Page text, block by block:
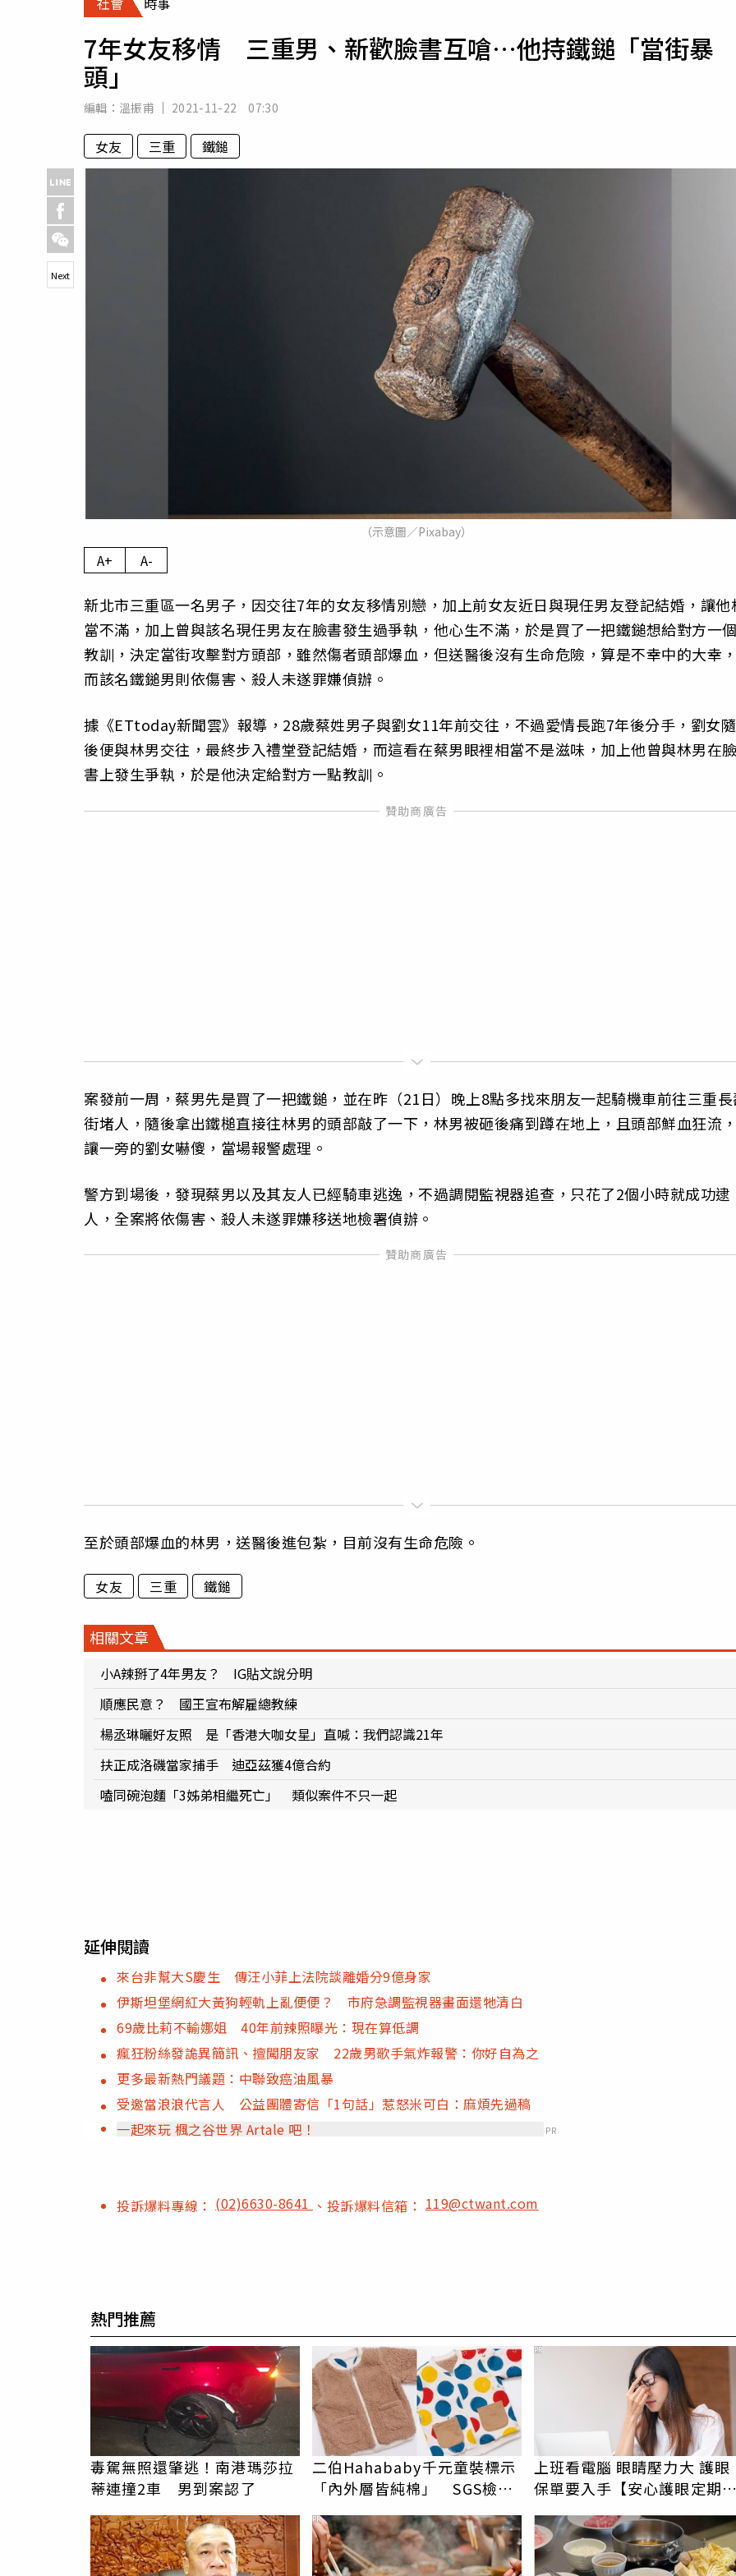
專欄
運勢
7年女友移情 三重男、新歡臉書互嗆…他持鐵鎚「當街暴
頭」
編輯： 溫振甫 2021-11-22 07:30
女友 三重 鐵鎚
（示意圖／Pixabay）
Next
A+ A-
新北市三重區一名男子，因交往7年的女友移情別戀，加上前女友近日與現任男友登記結婚，讓他
當不滿，加上曾與該名現任男友在臉書發生過爭執，他心生不滿，於是買了一把鐵鎚想給對方一
教訓，決定當街攻擊對方頭部，雖然傷者頭部爆血，但送醫後沒有生命危險，算是不幸中的大幸
而該名鐵鎚男則依傷害、殺人未遂罪嫌偵辦。
據《ETtoday新聞雲》報導，28歲蔡姓男子與劉女11年前交往，不過愛情長跑7年後分手，劉女隨
後便與林男交往，最終步入禮堂登記結婚，而這看在蔡男眼裡相當不是滋味，加上他曾與林男在
書上發生爭執，於是他決定給對方一點教訓。
案發前一周，蔡男先是買了一把鐵鎚，並在昨（21日）晚上8點多找來朋友一起騎機車前往三重
街堵人，隨後拿出鐵槌直接往林男的頭部敲了一下，林男被砸後痛到蹲在地上，且頭部鮮血狂流
讓一旁的劉女嚇傻，當場報警處理。
警方到場後，發現蔡男以及其友人已經騎車逃逸，不過調閱監視器追查，只花了2個小時就成功逮
人，全案將依傷害、殺人未遂罪嫌移送地檢署偵辦。
至於頭部爆血的林男，送醫後進包紮，目前沒有生命危險。
女友 三重 鐵鎚
相關文章
小A辣掰了4年男友？ IG貼文說分明
順應民意？ 國王宣布解雇總教練
楊丞琳曬好友照 是「香港大咖女星」直喊：我們認識21年
扶正成洛磯當家捕手 迪亞茲獲4億合約
嗑同碗泡麵「3姊弟相繼死亡」 類似案件不只一起
延伸閱讀
來台非幫大S慶生 傳汪小菲上法院談離婚分9億身家
伊斯坦堡網紅大黃狗輕軌上亂便便？ 市府急調監視器畫面還牠清白
69歲比莉不輸娜姐 40年前辣照曝光：現在算低調
瘋狂粉絲發詭異簡訊、擅闖朋友家 22歲男歌手氣炸報警：你好自為之
更多最新熱門議題：中聯致癌油風暴
受邀當浪浪代言人 公益團體寄信「1句話」惹怒米可白：麻煩先過稿
一起來玩 楓之谷世界 Artale 吧！
PR
投訴爆料專線： (02)6630-8641 、投訴爆料信箱：119@ctwant.com
熱門推薦
毒駕無照還肇逃！南港瑪莎拉
蒂連撞2車 男到案認了
二伯Hahababy千元童裝標示
「內外層皆純棉」 SGS檢測
上班看電腦 眼睛壓力大 護眼
保單要入手【安心護眼定期
PR
PR